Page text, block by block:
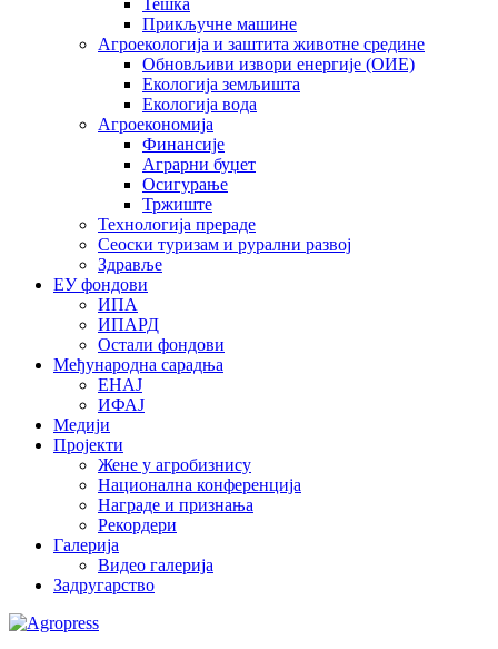
Прикључне машине
Агроекологија и заштита животне средине
Обновљиви извори енергије (ОИЕ)
Екологија земљишта
Екологија вода
Агроекономија
Финансије
Аграрни буџет
Осигурање
Тржиште
Технологија прераде
Сеоски туризам и рурални развој
Здравље
ЕУ фондови
ИПА
ИПАРД
Остали фондови
Међународна сарадња
ЕНАЈ
ИФАЈ
Медији
Пројекти
Жене у агробизнису
Национална конференција
Награде и признања
Рекордери
Галерија
Видео галерија
Задругарство